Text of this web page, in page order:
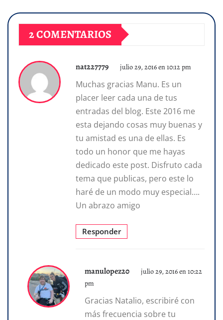
2 COMENTARIOS
nat227779 julio 29, 2016 en 10:12 pm
Muchas gracias Manu. Es un
placer leer cada una de tus
entradas del blog. Este 2016 me
esta dejando cosas muy buenas y
tu amistad es una de ellas. Es
todo un honor que me hayas
dedicado este post. Disfruto cada
tema que publicas, pero este lo
haré de un modo muy especial….
Un abrazo amigo
Responder
manulopez20
julio 29, 2016 en 10:22
pm
Gracias Natalio, escribiré con
más frecuencia sobre tu